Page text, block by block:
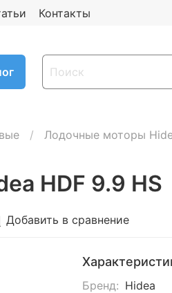
Контакты
Лодочные моторы
HDF 9.9 HS
Добавить в сравнение
Бренд: Hidea